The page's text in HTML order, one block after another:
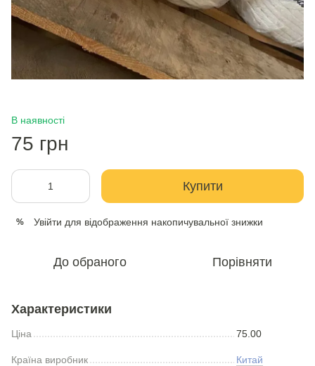
В наявності
75 грн
Купити
% Увійти для відображення накопичувальної знижки
До обраного Порівняти
Характеристики
Ціна 75.00
Країна виробник Китай